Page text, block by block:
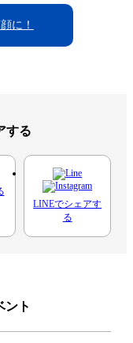
に！
する
LINEでシェアす
る
ント